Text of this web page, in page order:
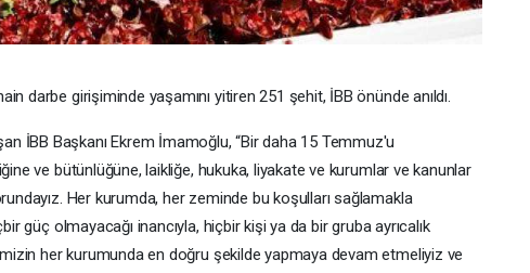
darbe girişiminde yaşamını yitiren 251 şehit, İBB önünde anıldı.
İBB Başkanı Ekrem İmamoğlu, “Bir daha 15 Temmuz'u
ve bütünlüğüne, laikliğe, hukuka, liyakate ve kurumlar ve kanunlar
Her kurumda, her zeminde bu koşulları sağlamakla
güç olmayacağı inancıyla, hiçbir kişi ya da bir gruba ayrıcalık
her kurumunda en doğru şekilde yapmaya devam etmeliyiz ve